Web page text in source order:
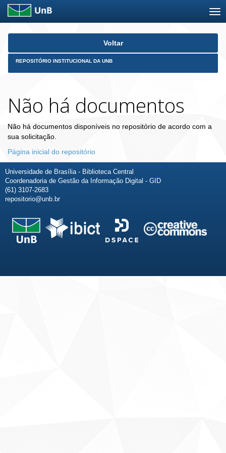
Skip
Voltar
REPOSITÓRIO INSTITUCIONAL DA UNB
Não há documentos
Não há documentos disponíveis no repositório de acordo com a
sua solicitação.
Página inicial do repositório
Universidade de Brasília - Biblioteca Central
Coordenadoria de Gestão da Informação Digital - GID
(61) 3107-2683
repositorio@unb.br